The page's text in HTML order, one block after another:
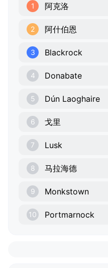
1 阿克洛
2 阿什伯恩
3 Blackrock
4 Donabate
5 Dún Laoghaire
6 戈里
7 Lusk
8 马拉海德
9 Monkstown
10 Portmarnock